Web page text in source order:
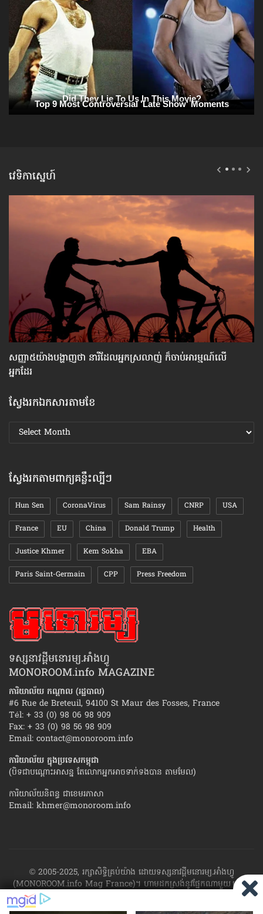
វេទិកាស្នេហ៍
សញ្ញា​៥យ៉ាង​បង្ហាញ​ថា នារី​ដែល​អ្នក​​ស្រលាញ់ ក៏​ចាប់​អារម្មណ៍​លើ​
អ្នក​ដែរ
ស្វែងរកឯកសារតាមខែ
ស្វែងរក
ឯកសារ
ស្វែងរកតាមពាក្យគន្លឹះល្បីៗ
Hun Sen CoronaVirus Sam Rainsy CNRP USA
France EU China Donald Trump Health
Justice Khmer Kem Sokha EBA
Paris Saint-Germain CPP Press Freedom
ទស្សនាវដ្ដីមនោរម្យ.អាំងហ្វូ
MONOROOM.info MAGAZINE
ការិយាល័យ កណ្ដាល (រដ្ឋបាល)
#6 Rue de Breteuil, 94100 St Maur des Fosses, France
Tél: + 33 (0) 98 06 98 909
Fax: + 33 (0) 98 56 98 909
Email: contact@monoroom.info
ការិយាល័យ ក្នុង​ប្រទេស​កម្ពុជា
(បិទជាបណ្ដោះអាសន្ន តែលោកអ្នកអាចទាក់ទងបាន តាមមែល)
ការិយាល័យនិពន្ធ ជាខេមរភាសា
Email: khmer@monoroom.info
© 2005-2025, រក្សាសិទ្ធិគ្រប់យ៉ាង ដោយទស្សនាវដ្ដី​មនោរម្យ.អាំងហ្វូ
(MONOROOM.info Mag France)។ ហាម​ដក​ស្រង់​នូវ​ផ្នែក​ណា​មួយ​ ឬ​ផ្នែក​
ទាំង​អស់ ​នៃ​ការ​ផ្សាយ​របស់​ទស្សនាវដ្ដី​​មនោរម្យ.អាំងហ្វូ យក​ទៅ​​បោះពុម្ព នៅ
លើក្រដាស ឬតាម​ប្រព័ន្ធ​អេឡិច​ត្រូនិច - ផ្សាយ​តាម​រលក​ធាតុអាកាស ឬតាមប្រព័ន្ធ